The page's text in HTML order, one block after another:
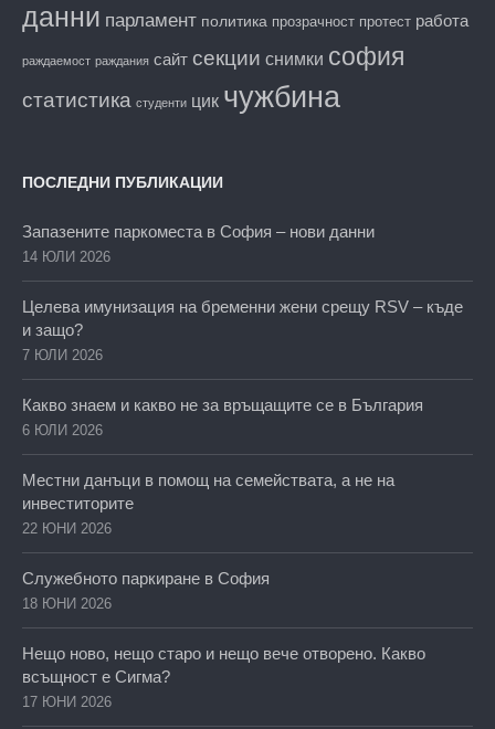
данни парламент политика прозрачност протест работа
раждаемост раждания сайт секции снимки софия
статистика студенти цик чужбина
ПОСЛЕДНИ ПУБЛИКАЦИИ
Запазените паркоместа в София – нови данни
14 ЮЛИ 2026
Целева имунизация на бременни жени срещу RSV – къде
и защо?
7 ЮЛИ 2026
Какво знаем и какво не за връщащите се в България
6 ЮЛИ 2026
Местни данъци в помощ на семействата, а не на
инвеститорите
22 ЮНИ 2026
Служебното паркиране в София
18 ЮНИ 2026
Нещо ново, нещо старо и нещо вече отворено. Какво
всъщност е Сигма?
17 ЮНИ 2026